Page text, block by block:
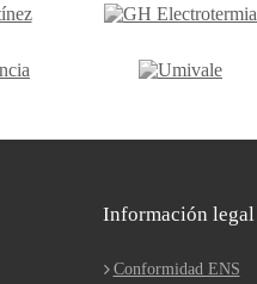
Información legal
Conformidad ENS